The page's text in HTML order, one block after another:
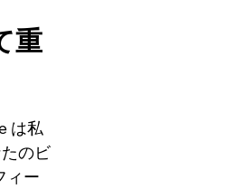
重
は私
のビ
ィー